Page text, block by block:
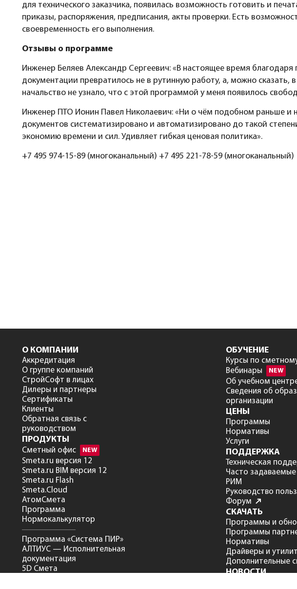
для технического заказчика, появилась возможность готовить и
приказы, распоряжения, предписания, акты проверки. Есть
своевременность его выполнения.
Отзывы о программе
Инженер Беляев Александр Сергеевич: «В настоящее время
документации превратилось не в рутинную работу, а, можно
начальство не узнало, что с этой программой у меня появилось
Инженер ПТО Ионин Павел Николаевич: «Ни о чём подобном раньше и
документов систематизировано и автоматизировано до такой
экономию времени и сил. Удивляет гибкая ценовая политика».
+7 495 974-15-89 (многоканальный) +7 495 221-78-59 (многоканальный)
О КОМПАНИИ
Аккредитация
О группе компаний
СтройСофт в лицах
Дилеры и партнеры
Сертификаты
Клиенты
Обратная связь с
руководством
ПРОДУКТЫ
Сметный офис NEW
Smeta.ru версия 12
Smeta.ru BIM версия 12
Smeta.ru Flash
Smeta.Cloud
АтомСмета
Программа
Нормокалькулятор
Программа «Система ПИР»
АЛТИУС — Исполнительная
документация
5D Смета
ОБУЧЕНИЕ
Курсы по
Вебинары
NEW
Об учебном
Сведения об
организации
ЦЕНЫ
Программы
Нормативы
Услуги
ПОДДЕРЖКА
Техническая
Часто
РИМ
Руководство
Форум
СКАЧАТЬ
Программы и
Программы
Нормативы
Драйверы и
Дополнительные
НОВОСТИ